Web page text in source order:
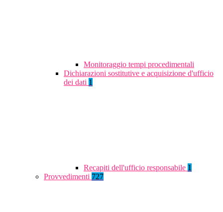
Monitoraggio tempi procedimentali
Dichiarazioni sostitutive e acquisizione d'ufficio
dei dati 1
Recapiti dell'ufficio responsabile 1
Provvedimenti 727